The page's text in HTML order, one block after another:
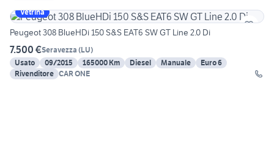
Vetrina
Peugeot 308 BlueHDi 150 S&S EAT6 SW GT Line 2.0 Di
7.500 €Seravezza (LU)
Usato
09/2015 165000 Km Diesel Manuale
Euro 6
Rivenditore CAR ONE